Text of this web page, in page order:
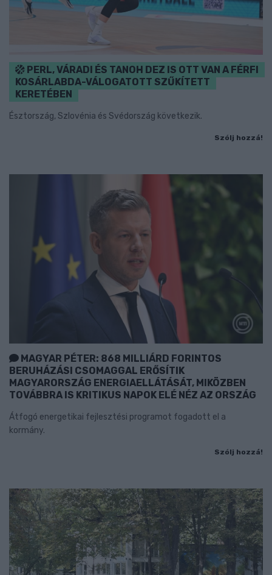
PERL, VÁRADI ÉS TANOH DEZ IS OTT VAN A FÉRFI
KOSÁRLABDA-VÁLOGATOTT SZŰKÍTETT
KERETÉBEN
Észtország, Szlovénia és Svédország következik.
Szólj hozzá!
MAGYAR PÉTER: 868 MILLIÁRD FORINTOS
BERUHÁZÁSI CSOMAGGAL ERŐSÍTIK
MAGYARORSZÁG ENERGIAELLÁTÁSÁT, MIKÖZBEN
TOVÁBBRA IS KRITIKUS NAPOK ELÉ NÉZ AZ ORSZÁG
Átfogó energetikai fejlesztési programot fogadott el a
kormány.
Szólj hozzá!